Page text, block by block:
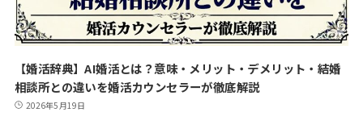
【婚活辞典】AI婚活とは？意味・メリット・デメリット・結婚
相談所との違いを婚活カウンセラーが徹底解説
2026年5月19日